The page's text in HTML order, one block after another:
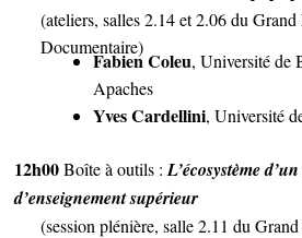
(ateliers, salles 2.14 et 2.06 du
Documentaire)
Fabien Coleu, Université de
Apaches
Yves Cardellini, Université
12h00Boîte à outils : L’écosystème
d’enseignement supérieur
(session plénière, salle 2.11 du